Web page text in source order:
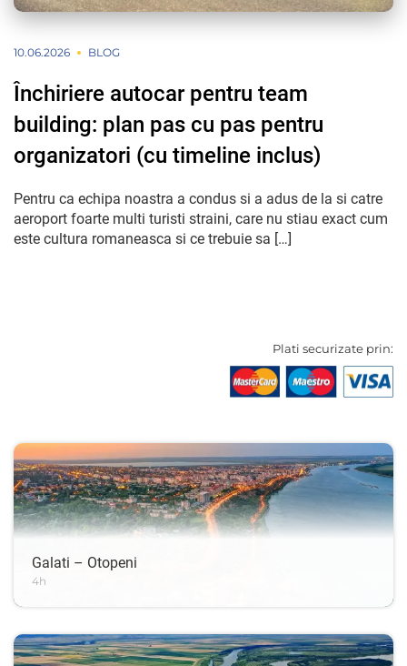
10.06.2026 BLOG
Închiriere autocar pentru team
building: plan pas cu pas pentru
organizatori (cu timeline inclus)
Pentru ca echipa noastra a condus si a adus de la si catre
aeroport foarte multi turisti straini, care nu stiau exact cum
este cultura romaneasca si ce trebuie sa […]
Plati securizate prin:
Galati – Otopeni
4h